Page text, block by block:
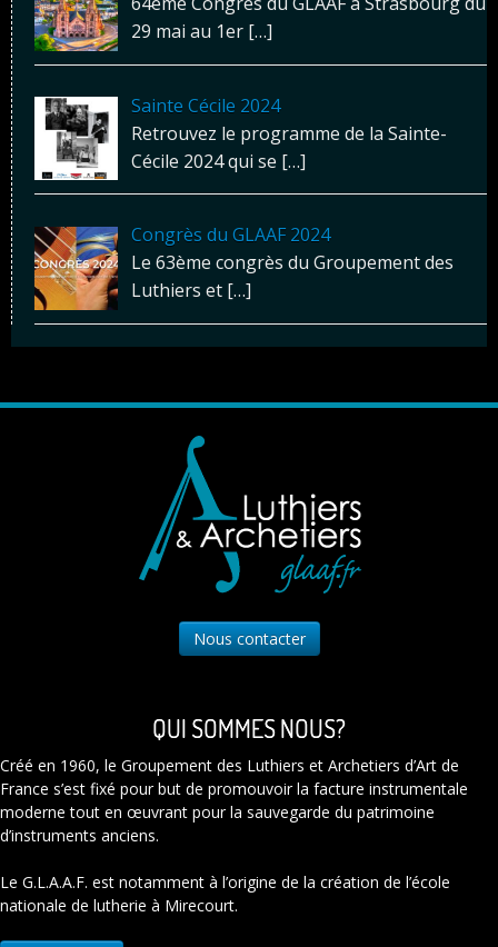
29 mai au 1er […]
Sainte Cécile 2024
Retrouvez le programme de la Sainte-
Cécile 2024 qui se […]
Congrès du GLAAF 2024
Le 63ème congrès du Groupement des
Luthiers et […]
Nous contacter
QUI SOMMES NOUS?
Créé en 1960, le Groupement des Luthiers et Archetiers d’Art de
France s’est fixé pour but de promouvoir la facture instrumentale
moderne tout en œuvrant pour la sauvegarde du patrimoine
d’instruments anciens.
Le G.L.A.A.F. est notamment à l’origine de la création de l’école
nationale de lutherie à Mirecourt.